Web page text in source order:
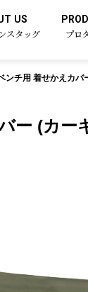
US
スタッグ プロ
ンチ用 着せかえカバ
ー (カー